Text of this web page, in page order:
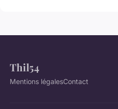
Thil54
Mentions légalesContact